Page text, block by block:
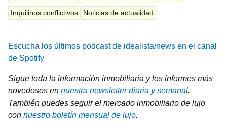
Inquilinos conflictivos Noticias de actualidad
Escucha los últimos podcast de idealista/news en el canal
de Spotify
Sigue toda la información inmobiliaria y los informes más
novedosos en nuestra newsletter diaria y semanal.
También puedes seguir el mercado inmobiliario de lujo
con nuestro boletín mensual de lujo.